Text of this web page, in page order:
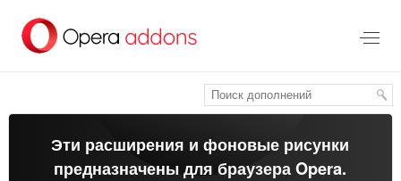
перейти
Эти расширения и фоновые рисунки
предназначены длябраузера Opera.